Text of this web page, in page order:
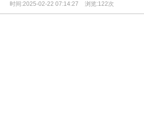
时间:2025-02-22 07:14:27 浏览:122次